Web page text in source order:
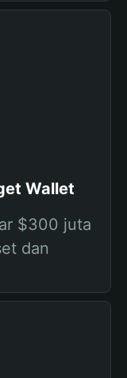
Wallet
$300 juta
dan